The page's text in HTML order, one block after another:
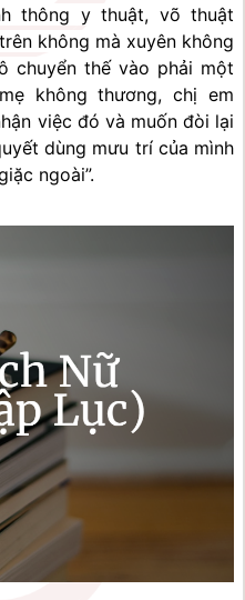
thông y thuật, võ thuật
không mà xuyên không
chuyển thế vào phải một
không thương, chị em
việc đó và muốn đòi lại
dùng mưu trí của mình
ngoài”.